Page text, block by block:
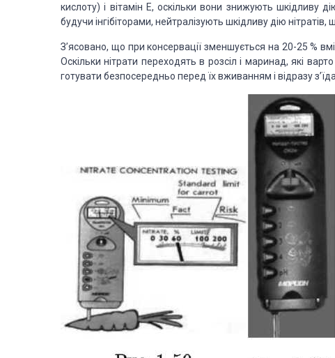
кислоту) і вітамін Е, оскільки вони знижують шкідливу
будучи інгібіторами, нейтралізують шкідливу дію нітратів,
З’ясовано, що при консервації зменшується на 20-25 %
Оскільки нітрати переходять в розсіл і маринад, які
готувати безпосередньо перед їх вживанням і відразу